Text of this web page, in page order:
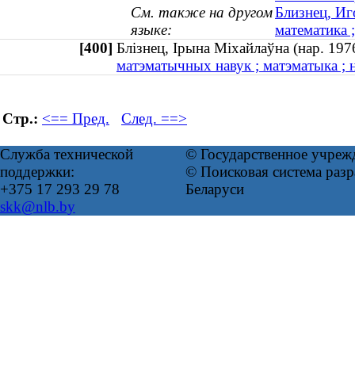
См. также на другом
языке:
Близнец,
математика
[400] Блізнец, Ірына Міхайлаўна (нар.
матэматычных навук ; матэматыка ;
Стр.: <== Пред. След. ==>
Служба технической
поддержки:
+375 17 293 29 78
skk@nlb.by
© Государственное
© Поисковая система
Беларуси